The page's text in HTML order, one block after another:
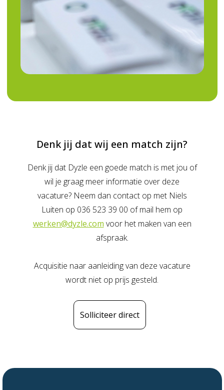
Denk jij dat wij een match zijn?
Denk jij dat Dyzle een goede match is met jou of
wil je graag meer informatie over deze
vacature? Neem dan contact op met Niels
Luiten op 036 523 39 00 of mail hem op
werken@dyzle.com voor het maken van een
afspraak.
Acquisitie naar aanleiding van deze vacature
wordt niet op prijs gesteld.
Solliciteer direct